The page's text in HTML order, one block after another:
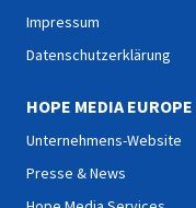
Impressum
Datenschutzerklärung
HOPE MEDIA EUROPE
Unternehmens-Website
Presse & News